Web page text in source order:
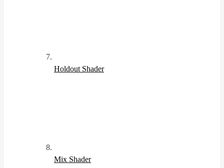
Holdout Shader
Mix Shader